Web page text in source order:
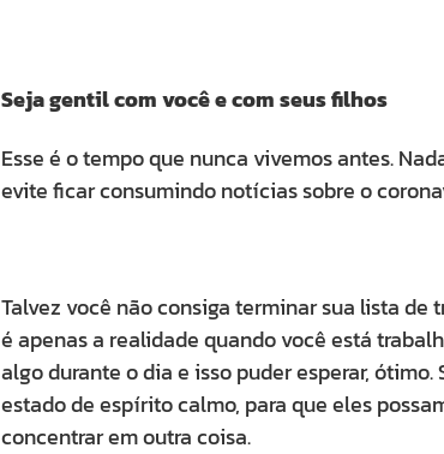
Seja gentil com você e com seus filhos
Esse é o tempo que nunca vivemos antes.
evite ficar consumindo notícias sobre o
Talvez você não consiga terminar sua lista de
é apenas a realidade quando você está
algo durante o dia e isso puder esperar,
estado de espírito calmo, para que eles
concentrar em outra coisa.